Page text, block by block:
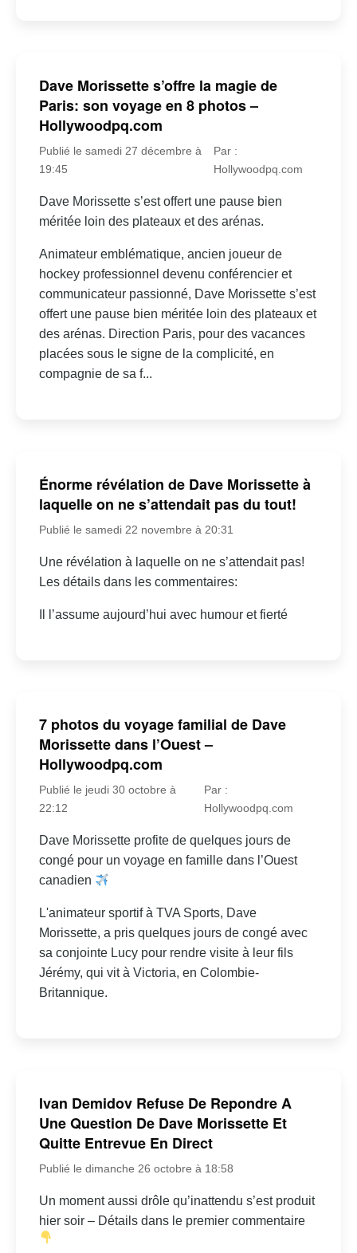
Dave Morissette s’offre la magie de
Paris: son voyage en 8 photos –
Hollywoodpq.com
Publié le samedi 27 décembre à
19:45
Par :
Hollywoodpq.com
Dave Morissette s’est offert une pause bien
méritée loin des plateaux et des arénas.
Animateur emblématique, ancien joueur de
hockey professionnel devenu conférencier et
communicateur passionné, Dave Morissette s’est
offert une pause bien méritée loin des plateaux et
des arénas. Direction Paris, pour des vacances
placées sous le signe de la complicité, en
compagnie de sa f...
Énorme révélation de Dave Morissette à
laquelle on ne s’attendait pas du tout!
Publié le samedi 22 novembre à 20:31
Une révélation à laquelle on ne s’attendait pas!
Les détails dans les commentaires:
Il l’assume aujourd’hui avec humour et fierté
7 photos du voyage familial de Dave
Morissette dans l’Ouest –
Hollywoodpq.com
Publié le jeudi 30 octobre à
22:12
Par :
Hollywoodpq.com
Dave Morissette profite de quelques jours de
congé pour un voyage en famille dans l’Ouest
canadien
L'animateur sportif à TVA Sports, Dave
Morissette, a pris quelques jours de congé avec
sa conjointe Lucy pour rendre visite à leur fils
Jérémy, qui vit à Victoria, en Colombie-
Britannique.
Ivan Demidov Refuse De Repondre A
Une Question De Dave Morissette Et
Quitte Entrevue En Direct
Publié le dimanche 26 octobre à 18:58
Un moment aussi drôle qu’inattendu s’est produit
hier soir – Détails dans le premier commentaire